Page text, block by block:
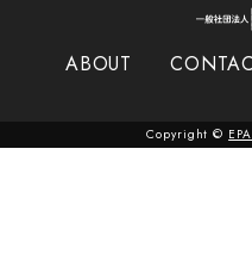
ABOUT
Copyright ©